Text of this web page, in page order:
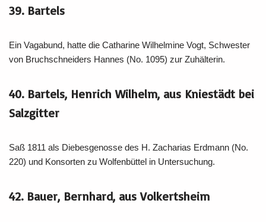
39. Bartels
Ein Vagabund, hatte die Catharine Wilhelmine Vogt, Schwester
von Bruchschneiders Hannes (No. 1095) zur Zuhälterin.
40. Bartels, Henrich Wilhelm, aus Kniestädt bei
Salzgitter
Saß 1811 als Diebesgenosse des H. Zacharias Erdmann (No.
220) und Konsorten zu Wolfenbüttel in Untersuchung.
42. Bauer, Bernhard, aus Volkertsheim